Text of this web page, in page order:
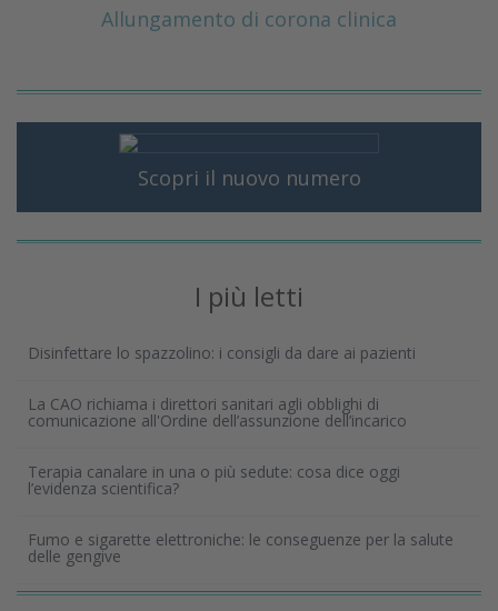
Allungamento di corona clinica
Scopri il nuovo numero
I più letti
Disinfettare lo spazzolino: i consigli da dare ai pazienti
La CAO richiama i direttori sanitari agli obblighi di
comunicazione all'Ordine dell’assunzione dell’incarico
Terapia canalare in una o più sedute: cosa dice oggi
l’evidenza scientifica?
Fumo e sigarette elettroniche: le conseguenze per la salute
delle gengive